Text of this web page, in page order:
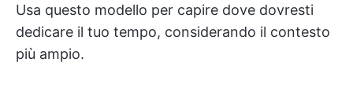
Usa questo modello per capire dove dovresti
dedicare il tuo tempo, considerando il contesto
più ampio.